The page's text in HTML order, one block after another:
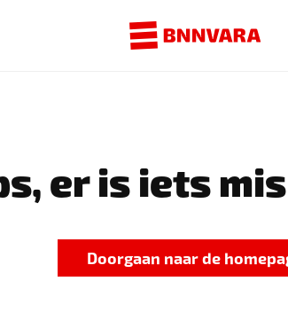
er is iets
Doorgaan naar de